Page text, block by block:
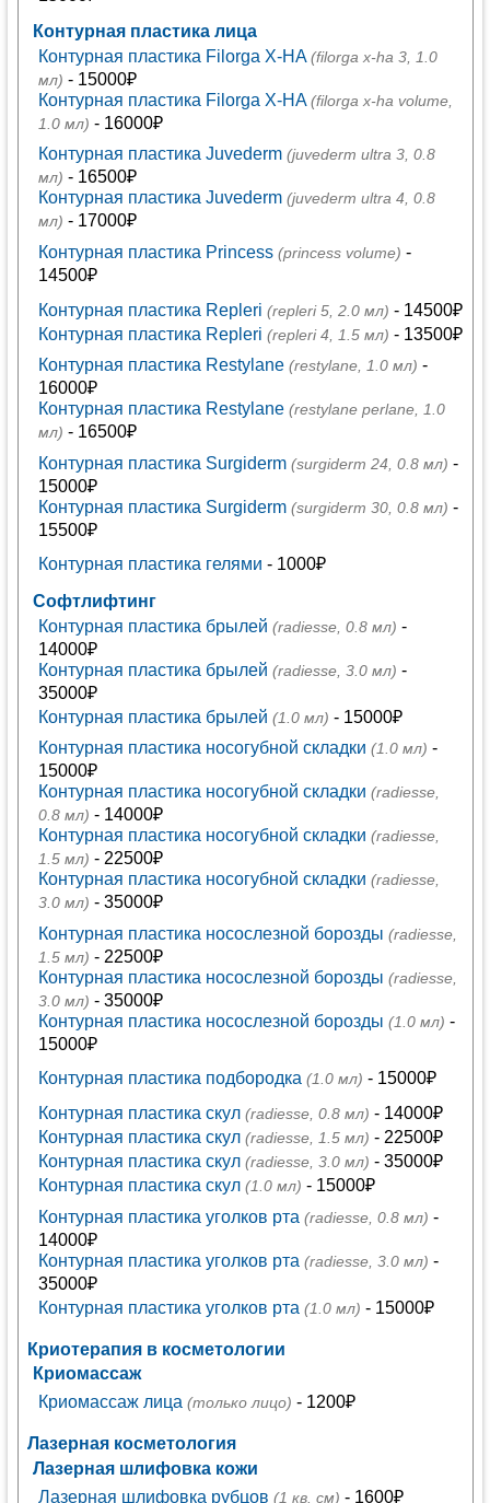
Контурная пластика лица
Контурная пластика Filorga X-HA (filorga x-ha 3, 1.0
мл) - 15000₽
Контурная пластика Filorga X-HA (filorga x-ha volume,
1.0 мл) - 16000₽
Контурная пластика Juvederm (juvederm ultra 3, 0.8
мл) - 16500₽
Контурная пластика Juvederm (juvederm ultra 4, 0.8
мл) - 17000₽
Контурная пластика Princess (princess volume) -
14500₽
Контурная пластика Repleri (repleri 5, 2.0 мл) - 14500₽
Контурная пластика Repleri (repleri 4, 1.5 мл) - 13500₽
Контурная пластика Restylane (restylane, 1.0 мл) -
16000₽
Контурная пластика Restylane (restylane perlane, 1.0
мл) - 16500₽
Контурная пластика Surgiderm (surgiderm 24, 0.8 мл) -
15000₽
Контурная пластика Surgiderm (surgiderm 30, 0.8 мл) -
15500₽
Контурная пластика гелями - 1000₽
Софтлифтинг
Контурная пластика брылей (radiesse, 0.8 мл) -
14000₽
Контурная пластика брылей (radiesse, 3.0 мл) -
35000₽
Контурная пластика брылей (1.0 мл) - 15000₽
Контурная пластика носогубной складки (1.0 мл) -
15000₽
Контурная пластика носогубной складки (radiesse,
0.8 мл) - 14000₽
Контурная пластика носогубной складки (radiesse,
1.5 мл) - 22500₽
Контурная пластика носогубной складки (radiesse,
3.0 мл) - 35000₽
Контурная пластика носослезной борозды (radiesse,
1.5 мл) - 22500₽
Контурная пластика носослезной борозды (radiesse,
3.0 мл) - 35000₽
Контурная пластика носослезной борозды (1.0 мл) -
15000₽
Контурная пластика подбородка (1.0 мл) - 15000₽
Контурная пластика скул (radiesse, 0.8 мл) - 14000₽
Контурная пластика скул (radiesse, 1.5 мл) - 22500₽
Контурная пластика скул (radiesse, 3.0 мл) - 35000₽
Контурная пластика скул (1.0 мл) - 15000₽
Контурная пластика уголков рта (radiesse, 0.8 мл) -
14000₽
Контурная пластика уголков рта (radiesse, 3.0 мл) -
35000₽
Контурная пластика уголков рта (1.0 мл) - 15000₽
Криотерапия в косметологии
Криомассаж
Криомассаж лица (только лицо) - 1200₽
Лазерная косметология
Лазерная шлифовка кожи
Лазерная шлифовка рубцов (1 кв. см) - 1600₽